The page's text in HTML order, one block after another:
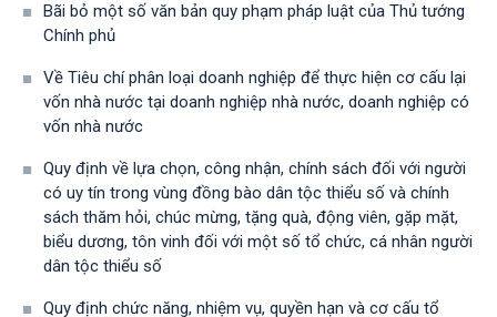
Bãi bỏ một số văn bản quy phạm pháp luật của Thủ tướng
Chính phủ
Về Tiêu chí phân loại doanh nghiệp để thực hiện cơ cấu lại
vốn nhà nước tại doanh nghiệp nhà nước, doanh nghiệp có
vốn nhà nước
Quy định về lựa chọn, công nhận, chính sách đối với người
có uy tín trong vùng đồng bào dân tộc thiểu số và chính
sách thăm hỏi, chúc mừng, tặng quà, động viên, gặp mặt,
biểu dương, tôn vinh đối với một số tổ chức, cá nhân người
dân tộc thiểu số
Quy định chức năng, nhiệm vụ, quyền hạn và cơ cấu tổ